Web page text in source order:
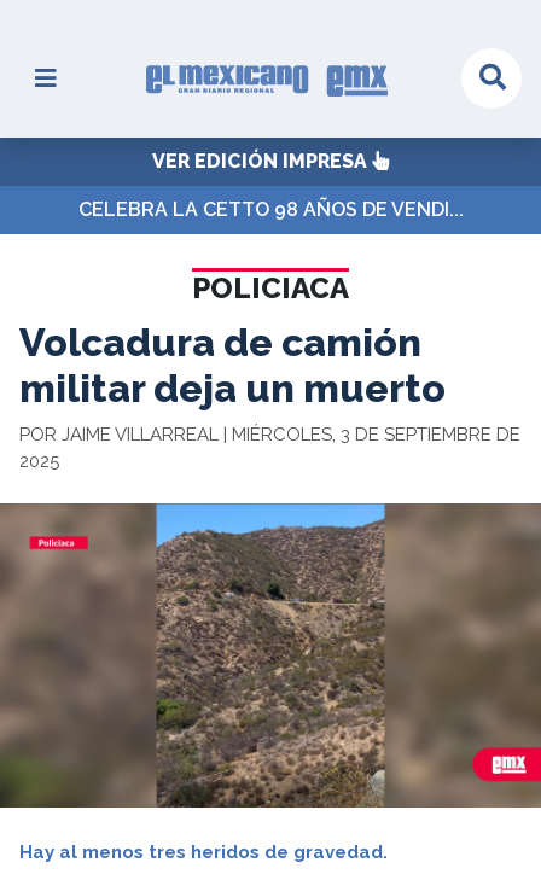
VER EDICIÓN IMPRESA
CELEBRA LA CETTO 98 AÑOS DE VENDI...
POLICIACA
Volcadura de camión
militar deja un muerto
POR JAIME VILLARREAL | MIÉRCOLES, 3 DE SEPTIEMBRE DE
2025
Hay al menos tres heridos de gravedad.